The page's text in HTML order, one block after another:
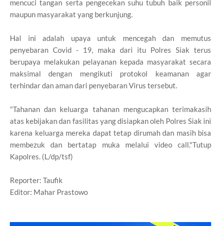
mencuci tangan serta pengecekan suhu tubuh baik personil
maupun masyarakat yang berkunjung.
Hal ini adalah upaya untuk mencegah dan memutus
penyebaran Covid - 19, maka dari itu Polres Siak terus
berupaya melakukan pelayanan kepada masyarakat secara
maksimal dengan mengikuti protokol keamanan agar
terhindar dan aman dari penyebaran Virus tersebut.
"Tahanan dan keluarga tahanan mengucapkan terimakasih
atas kebijakan dan fasilitas yang disiapkan oleh Polres Siak ini
karena keluarga mereka dapat tetap dirumah dan masih bisa
membezuk dan bertatap muka melalui video call."Tutup
Kapolres. (L/dp/tsf)
Reporter: Taufik
Editor: Mahar Prastowo